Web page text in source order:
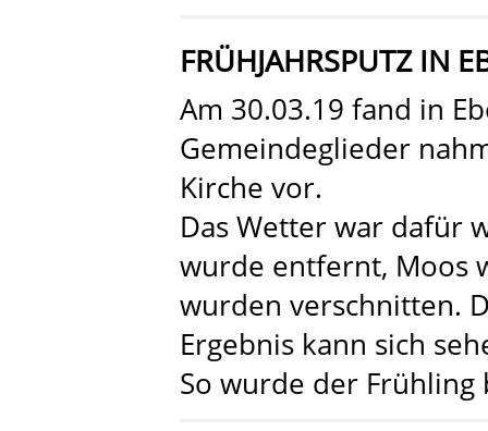
FRÜHJAHRSPUTZ IN
Am 30.03.19 fand in
Gemeindeglieder
Kirche vor.
Das Wetter war dafür
wurde entfernt, Moos
wurden verschnitten.
Ergebnis kann sich
So wurde der Frühling